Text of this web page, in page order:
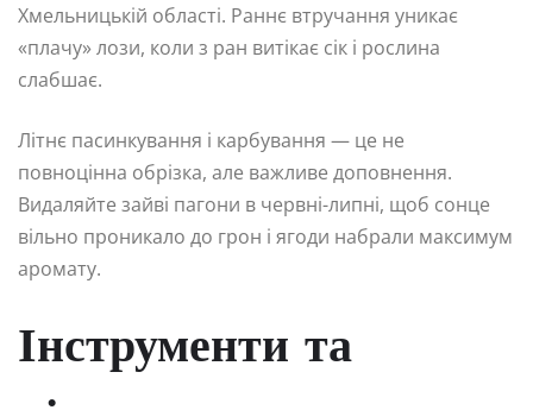
Хмельницькій області. Раннє втручання уникає
«плачу» лози, коли з ран витікає сік і рослина
слабшає.
Літнє пасинкування і карбування — це не
повноцінна обрізка, але важливе доповнення.
Видаляйте зайві пагони в червні-липні, щоб сонце
вільно проникало до грон і ягоди набрали максимум
аромату.
Інструменти та